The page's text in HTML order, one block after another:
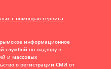
с помощью сервиса
информационное
службой по надзору в
и массовых
о регистрации СМИ от